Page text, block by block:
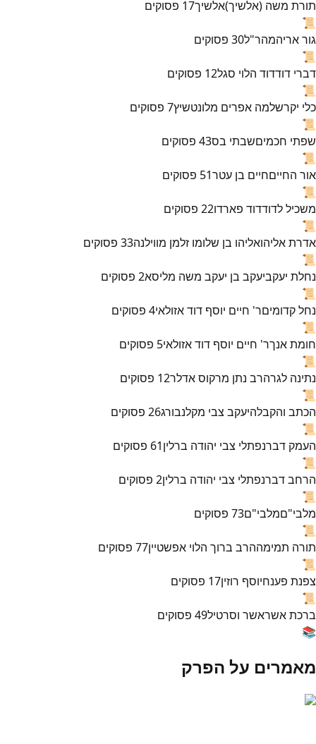
תורת משה (אלשיך)אלשיך17 פסוקים
📜
גור אריהמהר"ל30 פסוקים
📜
דברי דודדוד הלוי סגל12 פסוקים
📜
כלי יקרשלמה אפרים מלונטשיץ7 פסוקים
📜
שפתי חכמיםשבתי בס43 פסוקים
📜
אור החייםחיים בן עטר51 פסוקים
📜
משכיל לדודדוד פארדו22 פסוקים
📜
אדרת אליהואליהו בן שלומו זלמן מווילנה33 פסוקים
📜
נחלת יעקביעקב בן יעקב משה מליסא2 פסוקים
📜
נחל קדומיםר' חיים יוסף דוד אזולאי4 פסוקים
📜
חומת אנךר' חיים יוסף דוד אזולאי5 פסוקים
📜
נתינה לגרהרב נתן מרקוס אדלר12 פסוקים
📜
הכתב והקבלהיעקב צבי מקלנבורג26 פסוקים
📜
העמק דברנפתלי צבי יהודה ברלין61 פסוקים
📜
הרחב דברנפתלי צבי יהודה ברלין2 פסוקים
📜
מלבי"םמלבי"ם73 פסוקים
📜
תורה תמימההרב ברוך הלוי אפשטיין77 פסוקים
📜
צפנת פענחיוסף רוזין17 פסוקים
📜
ברכת אשראשר וסרטיל49 פסוקים
📚
מאמרים על הפרק